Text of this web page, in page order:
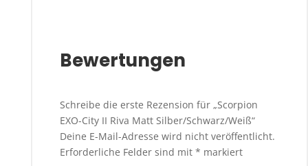
Bewertungen
Schreibe die erste Rezension für „Scorpion
EXO-City II Riva Matt Silber/Schwarz/Weiß“
Deine E-Mail-Adresse wird nicht veröffentlicht.
Erforderliche Felder sind mit * markiert